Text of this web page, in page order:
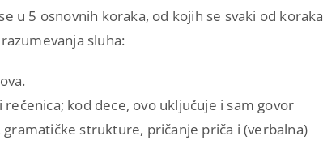
u 5 osnovnih koraka, od kojih se svaki od koraka
sluha:
kod dece, ovo uključuje i sam govor
strukture, pričanje priča i (verbalna)